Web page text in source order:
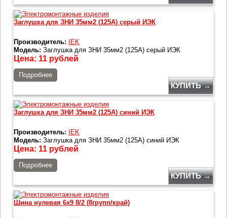
Заглушка для ЗНИ 35мм2 (125A) серый ИЭК
Производитель:
IEK
Модель: Заглушка для ЗНИ 35мм2 (125A) серый ИЭК
Цена: 11 рублей
Подробнее
КУПИТЬ →
Заглушка для ЗНИ 35мм2 (125A) синий ИЭК
Производитель:
IEK
Модель: Заглушка для ЗНИ 35мм2 (125A) синий ИЭК
Цена: 11 рублей
Подробнее
КУПИТЬ →
Шина нулевая 6х9 8/2 (8групп/край)